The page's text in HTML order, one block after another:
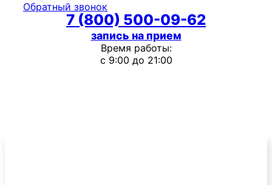
Обратный звонок
7 (800) 500-09-62
запись на прием
Время работы:
с 9:00 до 21:00